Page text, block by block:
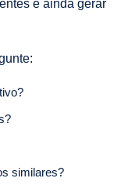
e ainda gerar
similares?